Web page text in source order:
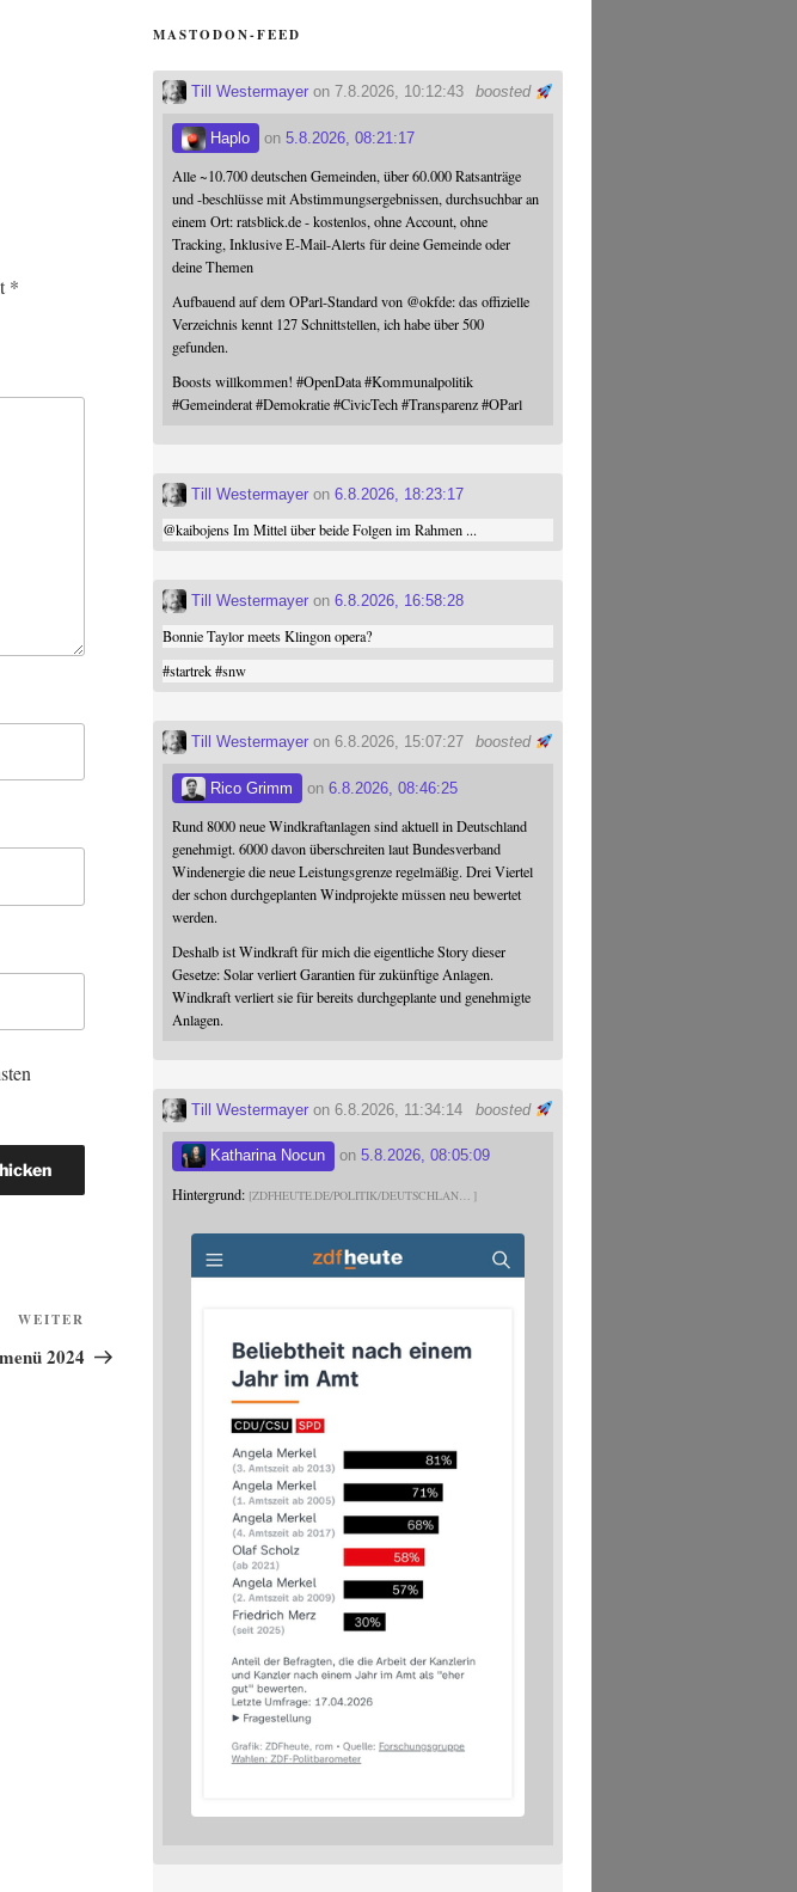
*
Beitrag
WEITER
2024
MASTODON-FEED
boosted
Till Westermayer on 7.8.2026, 10:12:43
Haplo on5.8.2026, 08:21:17
Alle ~10.700 deutschen Gemeinden, über 60.000 Ratsanträge
und -beschlüsse mit Abstimmungsergebnissen, durchsuchbar an
einem Ort: ratsblick.de - kostenlos, ohne Account, ohne
Tracking, Inklusive E-Mail-Alerts für deine Gemeinde oder
deine Themen
Aufbauend auf dem OParl-Standard von @okfde: das offizielle
Verzeichnis kennt 127 Schnittstellen, ich habe über 500
gefunden.
Boosts willkommen!#OpenData #Kommunalpolitik
#Gemeinderat #Demokratie #CivicTech #Transparenz #OParl
Till Westermayer on6.8.2026, 18:23:17
@kaibojensIm Mittel über beide Folgen im Rahmen ...
Till Westermayer on6.8.2026, 16:58:28
Bonnie Taylor meets Klingon opera?
#startrek #snw
boosted
Till Westermayer on 6.8.2026, 15:07:27
Rico Grimm on6.8.2026, 08:46:25
Rund 8000 neue Windkraftanlagen sind aktuell in Deutschland
genehmigt. 6000 davon überschreiten laut Bundesverband
Windenergie die neue Leistungsgrenze regelmäßig. Drei Viertel
der schon durchgeplanten Windprojekte müssen neu bewertet
werden.
Deshalb ist Windkraft für mich die eigentliche Story dieser
Gesetze: Solar verliert Garantien für zukünftige Anlagen.
Windkraft verliert sie für bereits durchgeplante und genehmigte
Anlagen.
boosted
Till Westermayer on 6.8.2026, 11:34:14
Katharina Nocun on5.8.2026, 08:05:09
Hintergrund: ZDFHEUTE.DE/POLITIK/DEUTSCHLAN